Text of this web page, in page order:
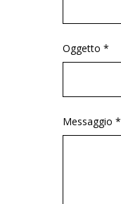
Oggetto *
Messaggio *